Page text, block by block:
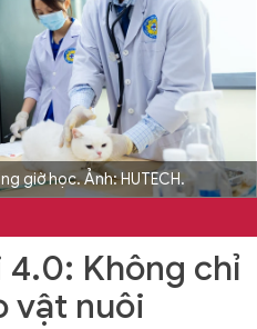
giờ học. Ảnh: HUTECH.
4.0: Không chỉ
vật nuôi